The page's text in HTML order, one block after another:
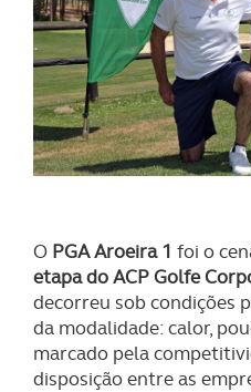
O PGA Aroeira 1 foi o
etapa do ACP Golfe
decorreu sob condições
da modalidade: calor,
marcado pela
disposição entre as